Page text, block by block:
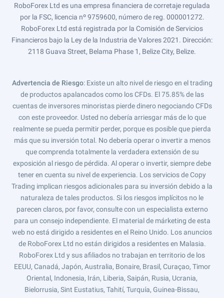
RoboForex Ltd es una empresa financiera de corretaje regulada
por la FSC, licencia nº 9759600, número de reg. 000001272.
RoboForex Ltd está registrada por la Comisión de Servicios
Financieros bajo la Ley de la Industria de Valores 2021. Dirección:
2118 Guava Street, Belama Phase 1, Belize City, Belize.
Advertencia de Riesgo: Existe un alto nivel de riesgo en el trading
de productos apalancados como los CFDs. El 75.85% de las
cuentas de inversores minoristas pierde dinero negociando CFDs
con este proveedor. Usted no debería arriesgar más de lo que
realmente se pueda permitir perder, porque es posible que pierda
más que su inversión total. No debería operar o invertir a menos
que comprenda totalmente la verdadera extensión de su
exposición al riesgo de pérdida. Al operar o invertir, siempre debe
tener en cuenta su nivel de experiencia. Los servicios de Copy
Trading implican riesgos adicionales para su inversión debido a la
naturaleza de tales productos. Si los riesgos implícitos no le
parecen claros, por favor, consulte con un especialista externo
para un consejo independiente. El material de márketing de esta
web no está dirigido a residentes en el Reino Unido. Los anuncios
de RoboForex Ltd no están dirigidos a residentes en Malasia.
RoboForex Ltd y sus afiliados no trabajan en territorio de los
EEUU, Canadá, Japón, Australia, Bonaire, Brasil, Curaçao, Timor
Oriental, Indonesia, Irán, Liberia, Saipán, Rusia, Ucrania,
Bielorrusia, Sint Eustatius, Tahití, Turquía, Guinea-Bissau,